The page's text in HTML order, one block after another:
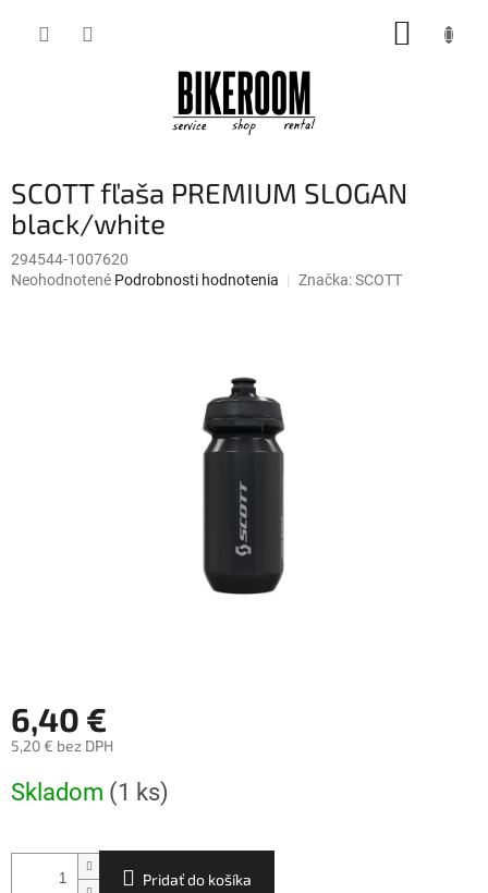
SCOTT fľaša PREMIUM SLOGAN
black/white
294544-1007620
Priemerné
Neohodnotené Podrobnosti hodnotenia Značka:SCOTT
6,40 €
5,20 € bez DPH
cena:
Skladom (1 ks)
Pridať do košíka